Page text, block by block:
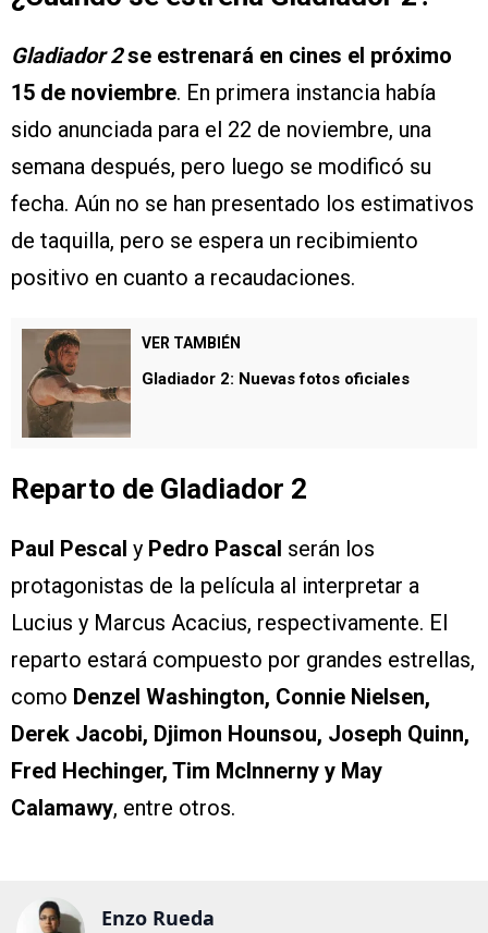
Gladiador 2se estrenará en cines el próximo
15 de noviembre. En primera instancia había
sido anunciada para el 22 de noviembre, una
semana después, pero luego se modificó su
fecha. Aún no se han presentado los estimativos
de taquilla, pero se espera un recibimiento
positivo en cuanto a recaudaciones.
VER TAMBIÉN
Gladiador 2: Nuevas fotos oficiales
Reparto de Gladiador 2
Paul Pescal y Pedro Pascal serán los
protagonistas de la película al interpretar a
Lucius y Marcus Acacius, respectivamente. El
reparto estará compuesto por grandes estrellas,
como Denzel Washington, Connie Nielsen,
Derek Jacobi, Djimon Hounsou, Joseph Quinn,
Fred Hechinger, Tim McInnerny y May
Calamawy, entre otros.
Enzo Rueda